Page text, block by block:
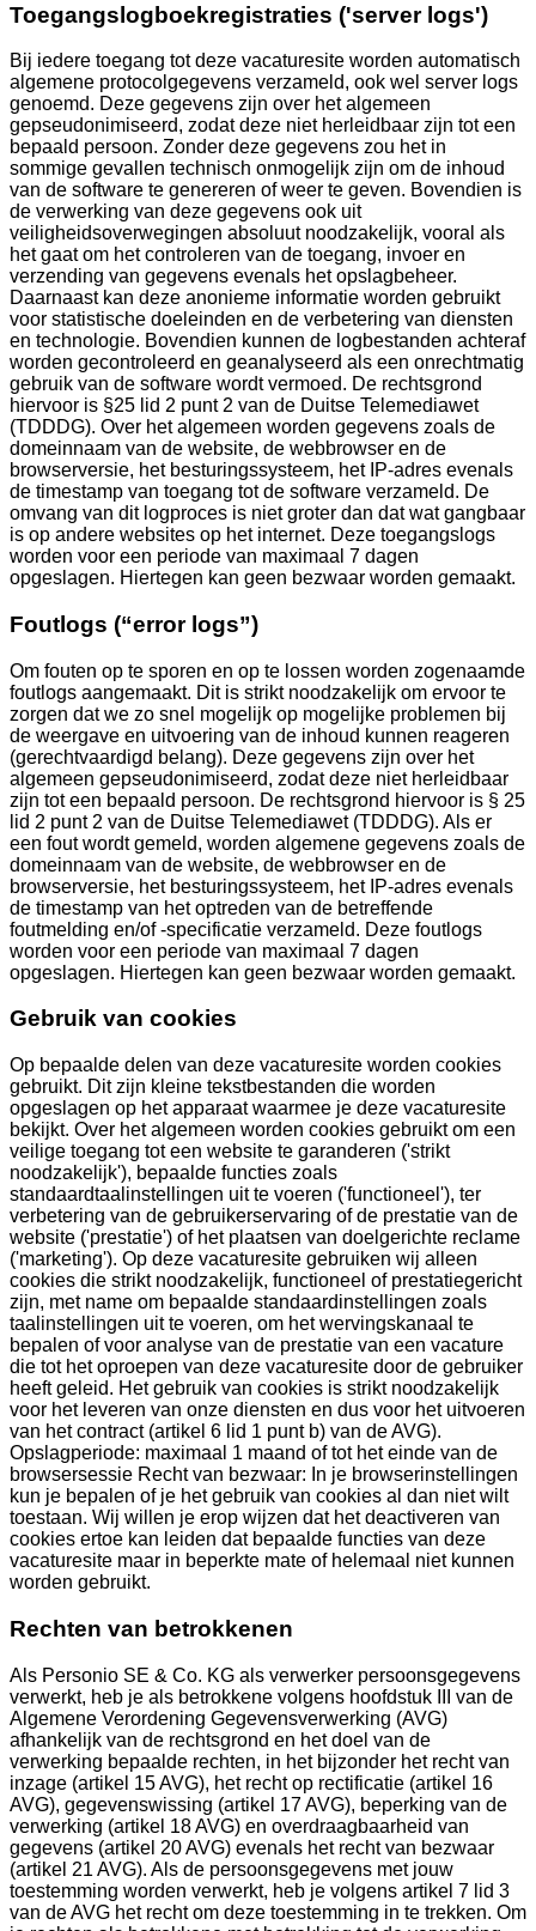
Toegangslogboekregistraties ('server logs')
Bij iedere toegang tot deze vacaturesite worden automatisch
algemene protocolgegevens verzameld, ook wel server logs
genoemd. Deze gegevens zijn over het algemeen
gepseudonimiseerd, zodat deze niet herleidbaar zijn tot een
bepaald persoon. Zonder deze gegevens zou het in
sommige gevallen technisch onmogelijk zijn om de inhoud
van de software te genereren of weer te geven. Bovendien is
de verwerking van deze gegevens ook uit
veiligheidsoverwegingen absoluut noodzakelijk, vooral als
het gaat om het controleren van de toegang, invoer en
verzending van gegevens evenals het opslagbeheer.
Daarnaast kan deze anonieme informatie worden gebruikt
voor statistische doeleinden en de verbetering van diensten
en technologie. Bovendien kunnen de logbestanden achteraf
worden gecontroleerd en geanalyseerd als een onrechtmatig
gebruik van de software wordt vermoed. De rechtsgrond
hiervoor is §25 lid 2 punt 2 van de Duitse Telemediawet
(TDDDG). Over het algemeen worden gegevens zoals de
domeinnaam van de website, de webbrowser en de
browserversie, het besturingssysteem, het IP-adres evenals
de timestamp van toegang tot de software verzameld. De
omvang van dit logproces is niet groter dan dat wat gangbaar
is op andere websites op het internet. Deze toegangslogs
worden voor een periode van maximaal 7 dagen
opgeslagen. Hiertegen kan geen bezwaar worden gemaakt.
Foutlogs (“error logs”)
Om fouten op te sporen en op te lossen worden zogenaamde
foutlogs aangemaakt. Dit is strikt noodzakelijk om ervoor te
zorgen dat we zo snel mogelijk op mogelijke problemen bij
de weergave en uitvoering van de inhoud kunnen reageren
(gerechtvaardigd belang). Deze gegevens zijn over het
algemeen gepseudonimiseerd, zodat deze niet herleidbaar
zijn tot een bepaald persoon. De rechtsgrond hiervoor is § 25
lid 2 punt 2 van de Duitse Telemediawet (TDDDG). Als er
een fout wordt gemeld, worden algemene gegevens zoals de
domeinnaam van de website, de webbrowser en de
browserversie, het besturingssysteem, het IP-adres evenals
de timestamp van het optreden van de betreffende
foutmelding en/of -specificatie verzameld. Deze foutlogs
worden voor een periode van maximaal 7 dagen
opgeslagen. Hiertegen kan geen bezwaar worden gemaakt.
Gebruik van cookies
Op bepaalde delen van deze vacaturesite worden cookies
gebruikt. Dit zijn kleine tekstbestanden die worden
opgeslagen op het apparaat waarmee je deze vacaturesite
bekijkt. Over het algemeen worden cookies gebruikt om een
veilige toegang tot een website te garanderen ('strikt
noodzakelijk'), bepaalde functies zoals
standaardtaalinstellingen uit te voeren ('functioneel'), ter
verbetering van de gebruikerservaring of de prestatie van de
website ('prestatie') of het plaatsen van doelgerichte reclame
('marketing'). Op deze vacaturesite gebruiken wij alleen
cookies die strikt noodzakelijk, functioneel of prestatiegericht
zijn, met name om bepaalde standaardinstellingen zoals
taalinstellingen uit te voeren, om het wervingskanaal te
bepalen of voor analyse van de prestatie van een vacature
die tot het oproepen van deze vacaturesite door de gebruiker
heeft geleid. Het gebruik van cookies is strikt noodzakelijk
voor het leveren van onze diensten en dus voor het uitvoeren
van het contract (artikel 6 lid 1 punt b) van de AVG).
Opslagperiode: maximaal 1 maand of tot het einde van de
browsersessie Recht van bezwaar: In je browserinstellingen
kun je bepalen of je het gebruik van cookies al dan niet wilt
toestaan. Wij willen je erop wijzen dat het deactiveren van
cookies ertoe kan leiden dat bepaalde functies van deze
vacaturesite maar in beperkte mate of helemaal niet kunnen
worden gebruikt.
Rechten van betrokkenen
Als Personio SE & Co. KG als verwerker persoonsgegevens
verwerkt, heb je als betrokkene volgens hoofdstuk III van de
Algemene Verordening Gegevensverwerking (AVG)
afhankelijk van de rechtsgrond en het doel van de
verwerking bepaalde rechten, in het bijzonder het recht van
inzage (artikel 15 AVG), het recht op rectificatie (artikel 16
AVG), gegevenswissing (artikel 17 AVG), beperking van de
verwerking (artikel 18 AVG) en overdraagbaarheid van
gegevens (artikel 20 AVG) evenals het recht van bezwaar
(artikel 21 AVG). Als de persoonsgegevens met jouw
toestemming worden verwerkt, heb je volgens artikel 7 lid 3
van de AVG het recht om deze toestemming in te trekken. Om